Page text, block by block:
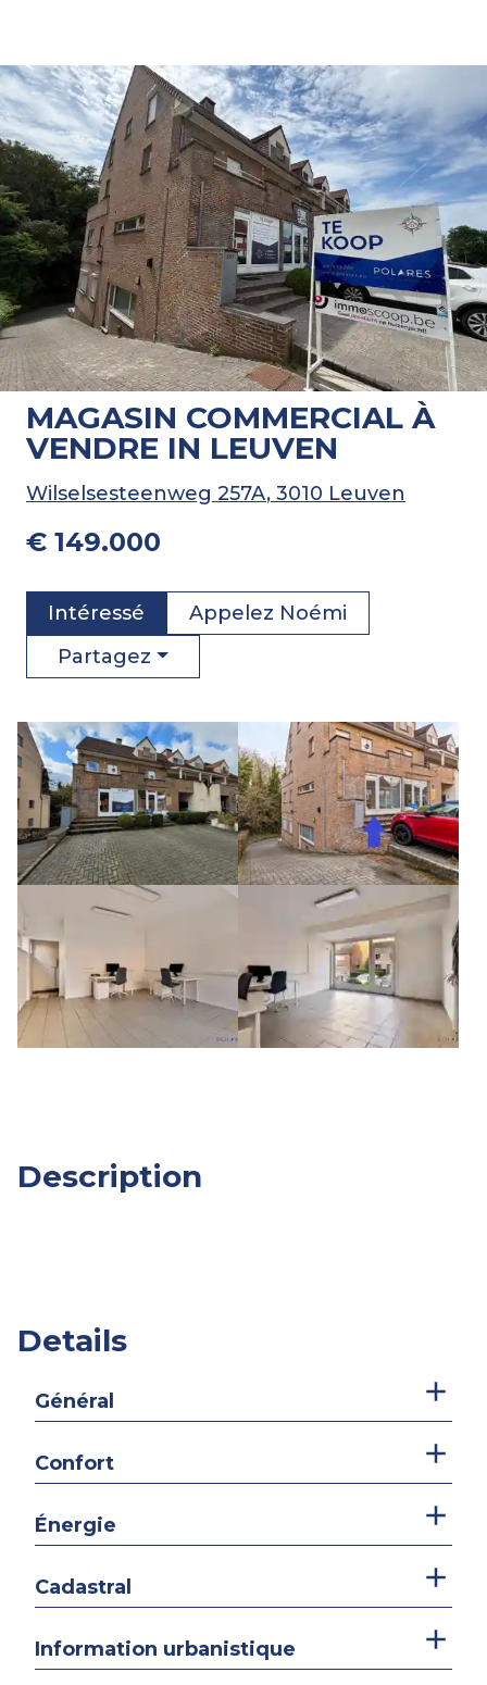
MAGASIN COMMERCIAL À
VENDRE IN LEUVEN
Wilselsesteenweg 257A, 3010 Leuven
€ 149.000
Intéressé Appelez Noémi
Partagez
Description
Details
Général
Confort
Énergie
Cadastral
Information urbanistique